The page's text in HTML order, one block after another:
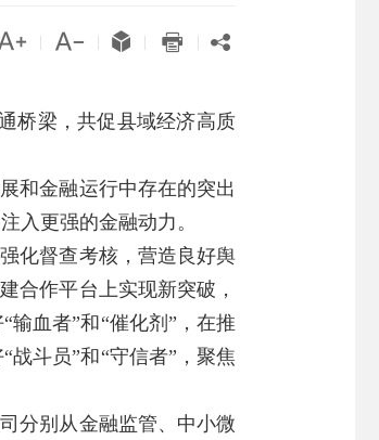
   
桥梁，共促县域经济高质
和金融运行中存在的突出
入更强的金融动力。
化督查考核，营造良好舆
合作平台上实现新突破，
血者”和“催化剂”，在推
斗员”和“守信者”，聚焦
分别从金融监管、中小微